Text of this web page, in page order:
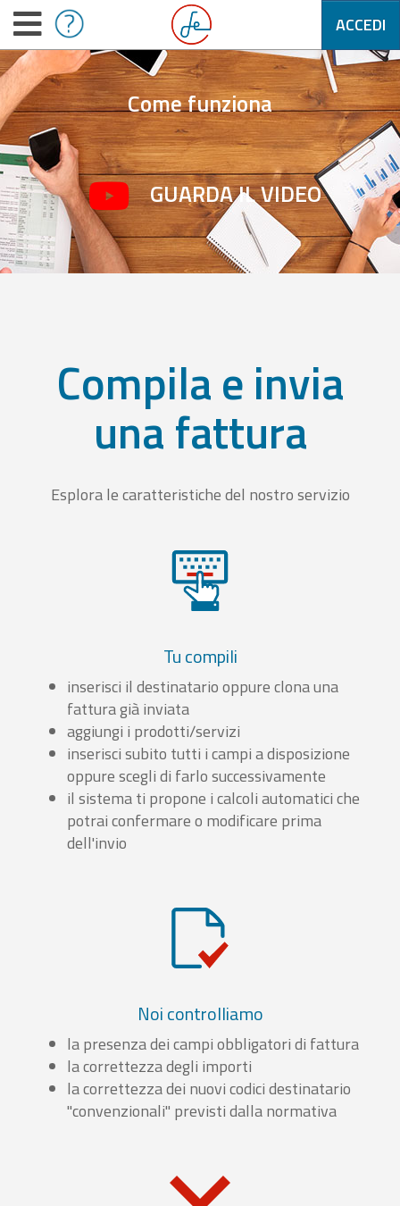
ACCEDI
Come funziona
GUARDA IL VIDEO
Compila e invia
una fattura
Esplora le caratteristiche del nostro servizio
Tu compili
inserisci il destinatario oppure clona una
fattura già inviata
aggiungi i prodotti/servizi
inserisci subito tutti i campi a disposizione
oppure scegli di farlo successivamente
il sistema ti propone i calcoli automatici che
potrai confermare o modificare prima
dell'invio
Noi controlliamo
la presenza dei campi obbligatori di fattura
la correttezza degli importi
la correttezza dei nuovi codici destinatario
"convenzionali" previsti dalla normativa